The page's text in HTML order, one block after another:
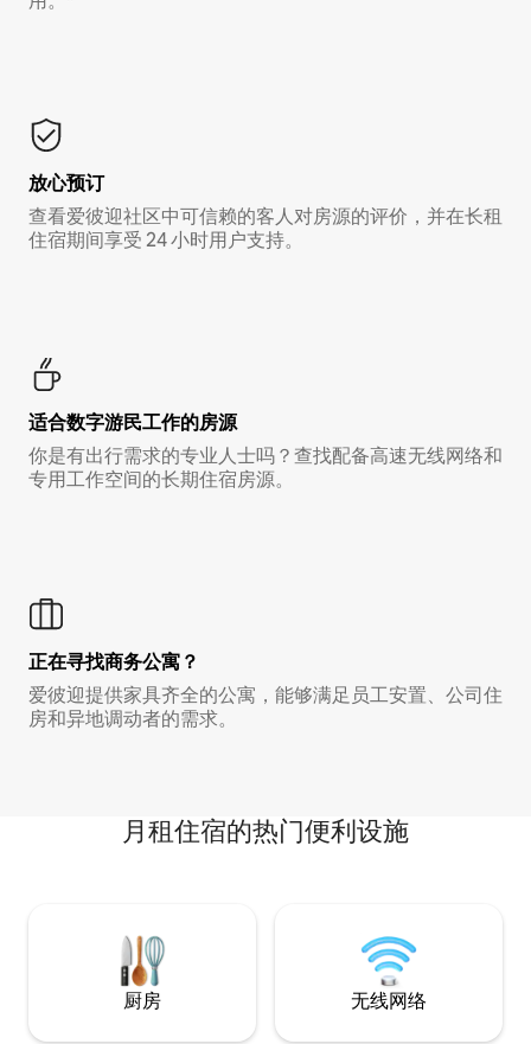
放心预订
查看爱彼迎社区中可信赖的客人对房源的评价，并在长租
住宿期间享受 24 小时用户支持。
适合数字游民工作的房源
你是有出行需求的专业人士吗？查找配备高速无线网络和
专用工作空间的长期住宿房源。
正在寻找商务公寓？
爱彼迎提供家具齐全的公寓，能够满足员工安置、公司住
房和异地调动者的需求。
月租住宿的热门便利设施
厨房 无线网络